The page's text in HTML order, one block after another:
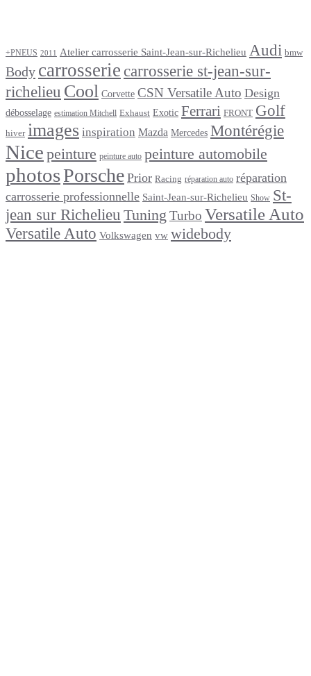
+PNEUS 2011 Atelier carrosserie Saint-Jean-sur-Richelieu Audi bmw
Body carrosserie carrosserie st-jean-sur-
richelieu Cool Corvette CSN Versatile Auto Design
débosselage estimation Mitchell Exhaust Exotic Ferrari FRONT Golf
hiver images inspiration Mazda Mercedes Montérégie
Nice peinture peinture auto peinture automobile
photosPorsche Prior Racing réparation auto réparation
carrosserie professionnelle Saint-Jean-sur-Richelieu Show St-
jean sur Richelieu Tuning Turbo Versatile Auto
Versatile Auto Volkswagen vw widebody